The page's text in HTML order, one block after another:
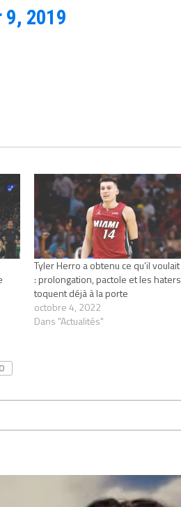
9, 2019
Tyler Herro a obtenu ce qu’il voulait
: prolongation, pactole et les haters
toquent déjà à la porte
octobre 4, 2022
Dans "Actualités"